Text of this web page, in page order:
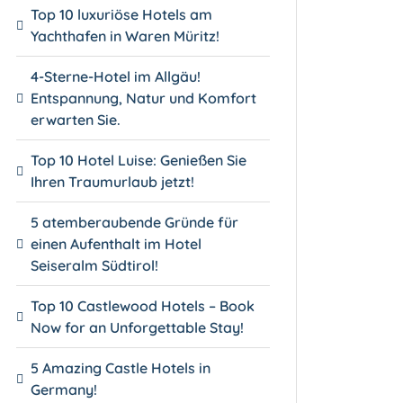
Top 10 luxuriöse Hotels am
Yachthafen in Waren Müritz!
4-Sterne-Hotel im Allgäu!
Entspannung, Natur und Komfort
erwarten Sie.
Top 10 Hotel Luise: Genießen Sie
Ihren Traumurlaub jetzt!
5 atemberaubende Gründe für
einen Aufenthalt im Hotel
Seiseralm Südtirol!
Top 10 Castlewood Hotels – Book
Now for an Unforgettable Stay!
5 Amazing Castle Hotels in
Germany!